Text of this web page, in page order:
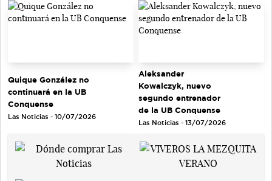
Quique González no
continuará en la UB
Conquense
Las Noticias - 10/07/2026
Aleksander
Kowalczyk, nuevo
segundo entrenador
de la UB Conquense
Las Noticias - 13/07/2026